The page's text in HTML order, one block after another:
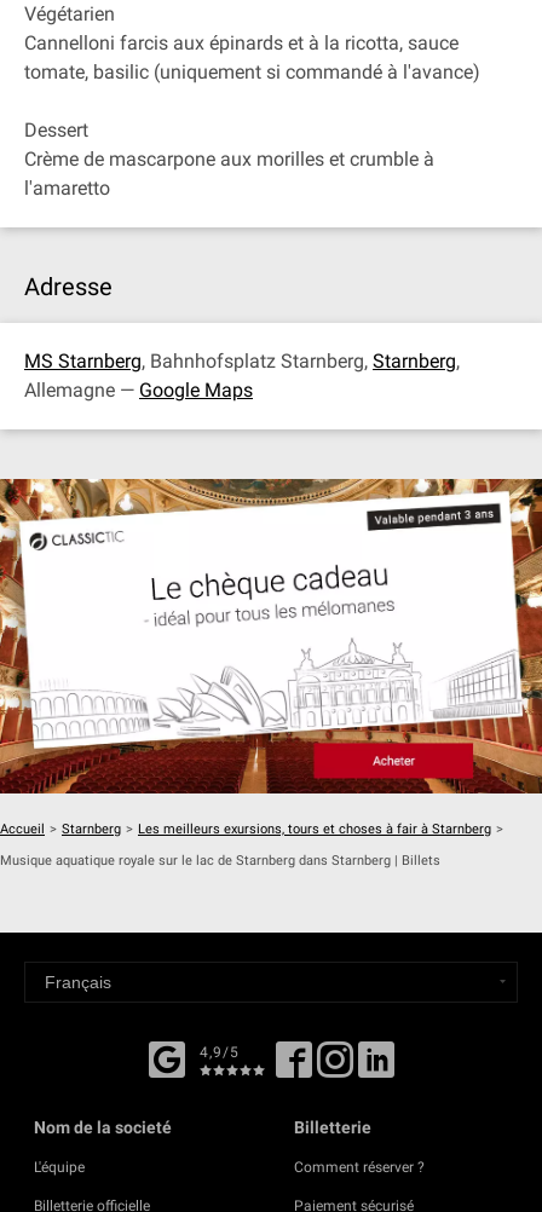
Végétarien
Cannelloni farcis aux épinards et à la ricotta, sauce
tomate, basilic (uniquement si commandé à l'avance)
Dessert
Crème de mascarpone aux morilles et crumble à
l'amaretto
Adresse
MS Starnberg, Bahnhofsplatz Starnberg, Starnberg,
Allemagne — Google Maps
Accueil > Starnberg > Les meilleurs exursions, tours et choses à fair à Starnberg >
Musique aquatique royale sur le lac de Starnberg dans Starnberg | Billets
4,9/5
Nom de la societé
L'équipe
Billetterie officielle
Billetterie
Comment réserver ?
Paiement sécurisé